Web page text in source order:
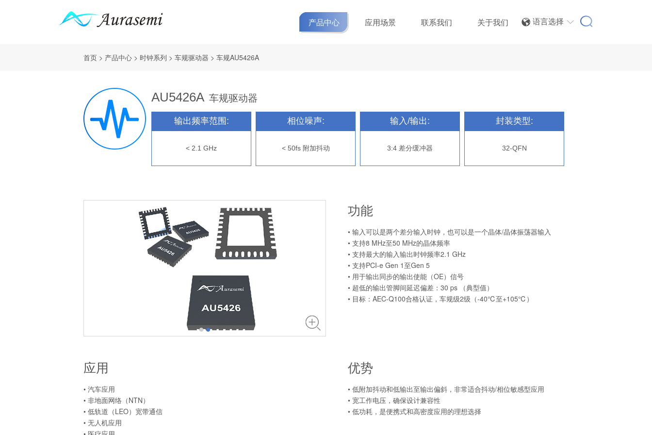
 语言选择 
产品中心 应用场景 联系我们 关于我们
首页 > 产品中心 > 时钟系列 > 车规驱动器 > 车规AU5426A
AU5426A 车规驱动器
输出频率范围:
< 2.1 GHz
相位噪声:
< 50fs 附加抖动
输入/输出:
3:4 差分缓冲器
封装类型:
32-QFN
功能
• 输入可以是两个差分输入时钟，也可以是一个晶体/晶体振荡器输入
• 支持8 MHz至50 MHz的晶体频率
• 支持最大的输入输出时钟频率2.1 GHz
• 支持PCI-e Gen 1至Gen 5
• 用于输出同步的输出使能（OE）信号
• 超低的输出管脚间延迟偏差：30 ps （典型值）
• 目标：AEC-Q100合格认证，车规级2级（-40℃至+105℃）
应用
• 汽车应用
• 非地面网络（NTN）
• 低轨道（LEO）宽带通信
• 无人机应用
优势
• 低附加抖动和低输出至输出偏斜，非常适合抖动/相位敏感型应用
• 宽工作电压，确保设计兼容性
• 低功耗，是便携式和高密度应用的理想选择